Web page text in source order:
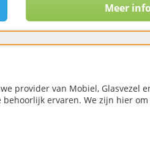
Meer
provider van Mobiel, Glasvezel
ervaren. We zijn hier